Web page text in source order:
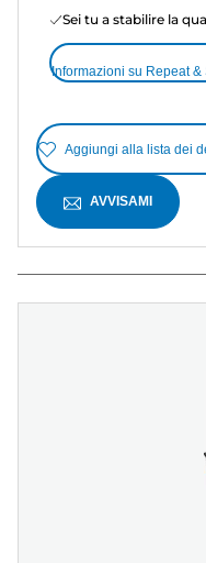
Sei tu a stabilire la
Informazioni su Repeat &
Aggiungi alla lista dei
AVVISAMI